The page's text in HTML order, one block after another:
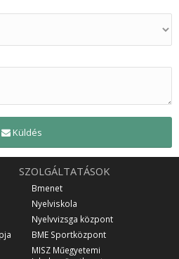
Küldés
SZOLGÁLTATÁSOK
Bmenet
Nyelviskola
Nyelvvizsga központ
BME Sportközpont
MISZ Műegyetemi